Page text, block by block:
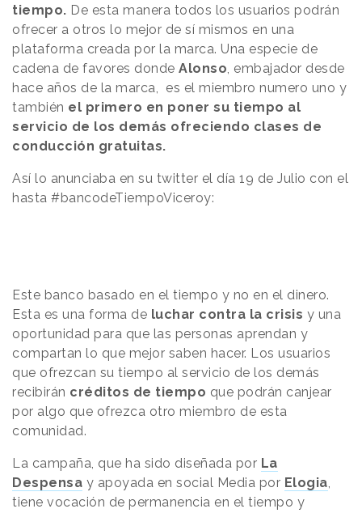
tiempo. De esta manera todos los usuarios podrán
ofrecer a otros lo mejor de sí mismos en una
plataforma creada por la marca. Una especie de
cadena de favores donde Alonso, embajador desde
hace años de la marca, es el miembro numero uno y
también el primero en poner su tiempo al
servicio de los demás ofreciendo clases de
conducción gratuitas.
Así lo anunciaba en su twitter el día 19 de Julio con el
hasta #bancodeTiempoViceroy:
Este banco basado en el tiempo y no en el dinero.
Esta es una forma de luchar contra la crisis y una
oportunidad para que las personas aprendan y
compartan lo que mejor saben hacer. Los usuarios
que ofrezcan su tiempo al servicio de los demás
recibirán créditos de tiempo que podrán canjear
por algo que ofrezca otro miembro de esta
comunidad.
La campaña, que ha sido diseñada por La
Despensa y apoyada en social Media por Elogia,
tiene vocación de permanencia en el tiempo y